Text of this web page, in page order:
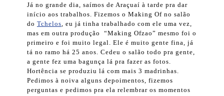
Já no grande dia, saímos de Araçuaí à tarde pra dar
início aos trabalhos. Fizemos o Making Of no salão
do Tchelos , eu já tinha trabalhado com ele uma vez,
mas em outra produção “Making Ofzao” mesmo foi o
primeiro e foi muito legal. Ele é muito gente fina, já
tá no ramo há 25 anos. Cedeu o salão todo pra gente,
a gente fez uma bagunça lá pra fazer as fotos.
Hortência se produziu lá com mais 3 madrinhas.
Pedimos à noiva alguns depoimentos, fizemos
perguntas e pedimos pra ela relembrar os momentos